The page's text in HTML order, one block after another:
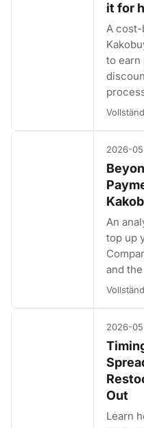
it for
A cost-
to earn
2026-
An
top up
and
2026-
Out
Learn